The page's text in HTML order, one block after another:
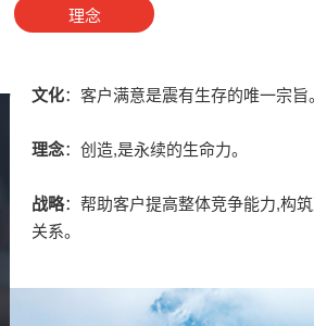
理念
文化：客户满意是震有生存的唯一宗旨
理念：创造,是永续的生命力。
战略：帮助客户提高整体竞争能力,构
关系。